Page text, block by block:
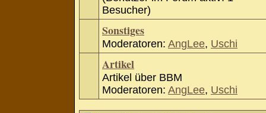
Besucher)
Sonstiges
Moderatoren: AngLee, Uschi
Artikel
Artikel über BBM
Moderatoren: AngLee, Uschi